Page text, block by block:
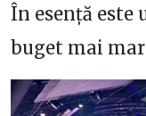
În esență este
buget mai